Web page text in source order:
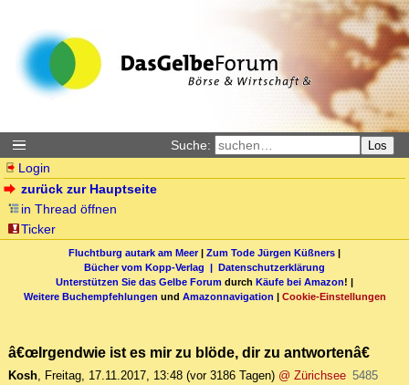
Suche: Los
Login
zurück zur Hauptseite
in Thread öffnen
Ticker
Fluchtburg autark am Meer| Zum Tode Jürgen Küßners |
Bücher vom Kopp-Verlag | Datenschutzerklärung
Unterstützen Sie das Gelbe Forum durch Käufe bei Amazon! |
Weitere Buchempfehlungen und Amazonnavigation | Cookie-Einstellungen
â€œIrgendwie ist es mir zu blöde, dir zu antwortenâ€
Kosh, Freitag, 17.11.2017, 13:48 (vor 3186 Tagen) @ Zürichsee 5485